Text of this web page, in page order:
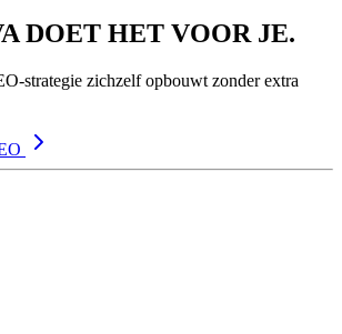
DOET HET VOOR JE.
strategie zichzelf opbouwt zonder extra